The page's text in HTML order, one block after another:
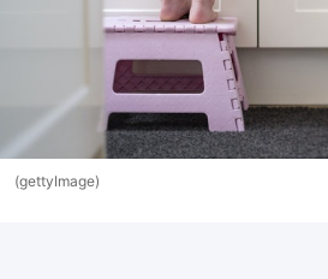
(gettyImage)